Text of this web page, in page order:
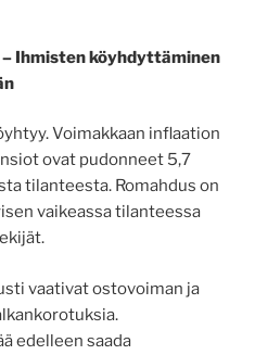
Ihmisten köyhdyttäminen
Voimakkaan inflaation
ovat pudonneet 5,7
tilanteesta. Romahdus on
vaikeassa tilanteessa
vaativat ostovoiman ja
edelleen saada